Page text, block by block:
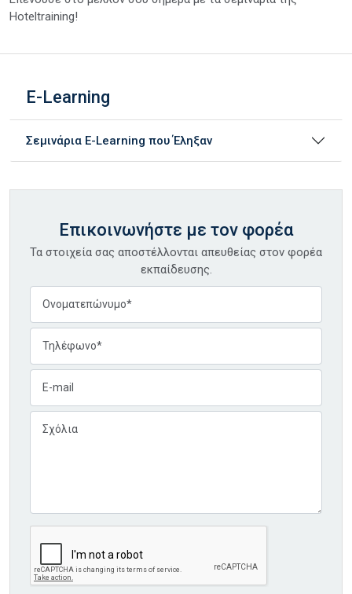
Hoteltraining!
E-Learning
Σεμινάρια E-Learning που Έληξαν
Επικοινωνήστε με τον φορέα
Τα στοιχεία σας αποστέλλονται απευθείας στον φορέα
εκπαίδευσης.